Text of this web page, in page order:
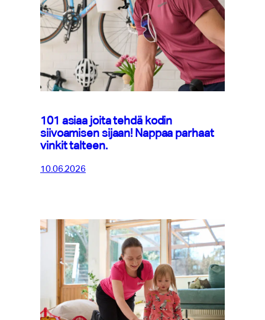
101 asiaa joita tehdä kodin
siivoamisen sijaan! Nappaa parhaat
vinkit talteen.
10.06.2026